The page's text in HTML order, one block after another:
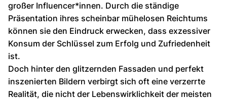
großer Influencer*innen. Durch die ständige
Präsentation ihres scheinbar mühelosen Reichtums
können sie den Eindruck erwecken, dass exzessiver
Konsum der Schlüssel zum Erfolg und Zufriedenheit
ist.
Doch hinter den glitzernden Fassaden und perfekt
inszenierten Bildern verbirgt sich oft eine verzerrte
Realität, die nicht der Lebenswirklichkeit der meisten